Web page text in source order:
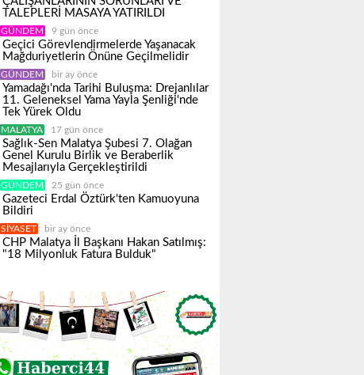
TALEPLERİ MASAYA YATIRILDI
GÜNDEM 9 gün önce
Geçici Görevlendirmelerde Yaşanacak
Mağduriyetlerin Önüne Geçilmelidir
GÜNDEM bir ay önce
Yamadağı'nda Tarihi Buluşma: Drejanlılar
11. Geleneksel Yama Yayla Şenliği'nde
Tek Yürek Oldu
MALATYA 17 gün önce
Sağlık-Sen Malatya Şubesi 7. Olağan
Genel Kurulu Birlik ve Beraberlik
Mesajlarıyla Gerçekleştirildi
GÜNDEM 25 gün önce
Gazeteci Erdal Öztürk'ten Kamuoyuna
Bildiri
SIYASET bir ay önce
CHP Malatya İl Başkanı Hakan Satılmış:
"18 Milyonluk Fatura Bulduk"